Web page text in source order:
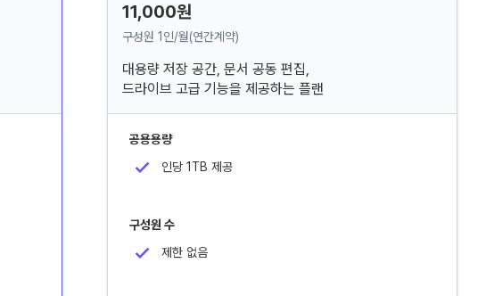
11,000원
구성원 1인/월(연간계약)
대용량 저장 공간, 문서 공동 편집,
드라이브 고급 기능을 제공하는 플랜
공용용량
인당 1TB 제공
구성원 수
제한 없음